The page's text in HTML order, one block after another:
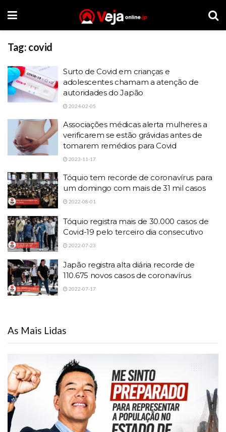
Tag: covid
Surto de Covid em crianças e
adolescentes chamam a atenção de
autoridades do Japão
2024-02-05
Associações médicas alerta mulheres a
verificarem se estão grávidas antes de
tomarem remédios para Covid
2023-11-17
Tóquio tem recorde de coronavírus para
um domingo com mais de 31 mil casos
2022-08-01
Tóquio registra mais de 30.000 casos de
Covid-19 pelo terceiro dia consecutivo
2022-07-23
Japão registra alta diária recorde de
110.675 novos casos de coronavírus
2022-07-17
As Mais Lidas